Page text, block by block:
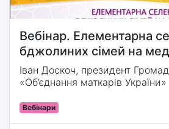
Вебінар. Елементарна
бджолиних сімей на
пасіках
Іван Доскоч, президент
«Об’єднання маткарів України»
Вебінари